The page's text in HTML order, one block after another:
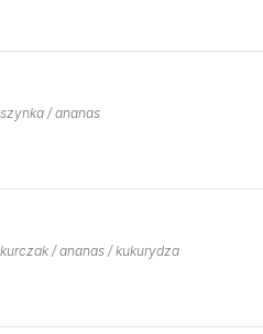
/ ananas
/ ananas / kukurydza